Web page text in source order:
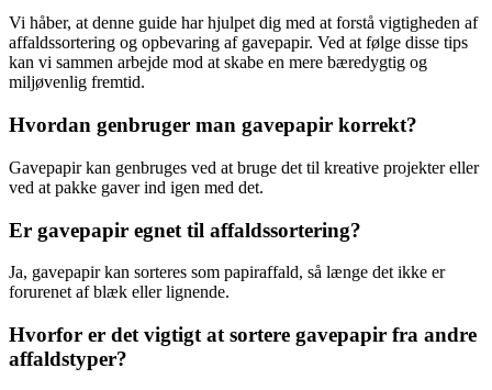
Vi håber, at denne guide har hjulpet dig med at forstå vigtigheden af
affaldssortering og opbevaring af gavepapir. Ved at følge disse tips
kan vi sammen arbejde mod at skabe en mere bæredygtig og
miljøvenlig fremtid.
Hvordan genbruger man gavepapir korrekt?
Gavepapir kan genbruges ved at bruge det til kreative projekter eller
ved at pakke gaver ind igen med det.
Er gavepapir egnet til affaldssortering?
Ja, gavepapir kan sorteres som papiraffald, så længe det ikke er
forurenet af blæk eller lignende.
Hvorfor er det vigtigt at sortere gavepapir fra andre
affaldstyper?